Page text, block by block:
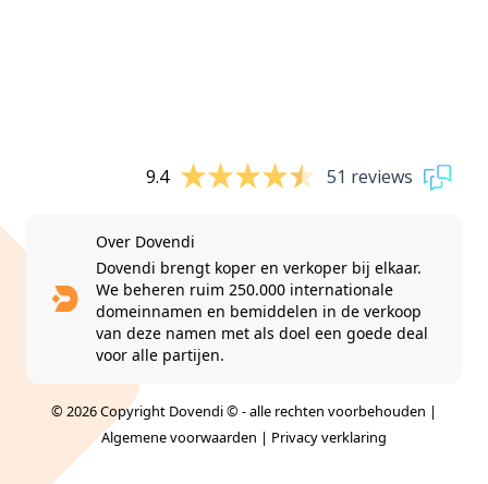
9.4 51 reviews
Over Dovendi
Dovendi brengt koper en verkoper bij elkaar.
We beheren ruim 250.000 internationale
domeinnamen en bemiddelen in de verkoop
van deze namen met als doel een goede deal
voor alle partijen.
© 2026 Copyright Dovendi © - alle rechten voorbehouden |
Algemene voorwaarden | Privacy verklaring